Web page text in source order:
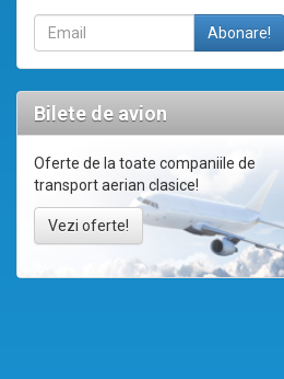
Bilete de avion
Oferte de la toate companiile de
transport aerian clasice!
Vezi oferte!